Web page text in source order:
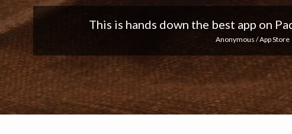
Nice app, I love the notifications every